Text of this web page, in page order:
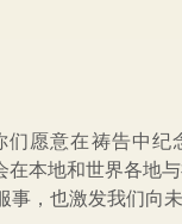
愿意在祷告中
本地和世界各地
，也激发我们向